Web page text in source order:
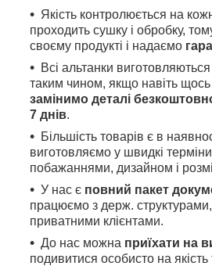
Якість контролюється на
проходить сушку і обробку,
своєму продукті і надаємо
Всі альтанки
таким чином, якщо навіть
замінимо деталі
7 днів.
Більшість товарів є в
виготовляємо у швидкі
побажаннями, дизайном і
У нас є повний пакет
працюємо з держ.
приватними клієнтами.
До нас можна приїхати на
подивитися особисто на